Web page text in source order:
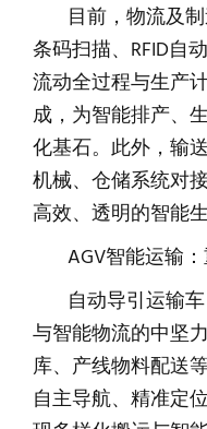
目前，物流及
条码扫描、RFID自
流动全过程与生产
成，为智能排产、
化基石。此外，输
机械、仓储系统对
高效、透明的智能生
AGV智能运输
自动导引运输
与智能物流的中坚
库、产线物料配送
自主导航、精准定